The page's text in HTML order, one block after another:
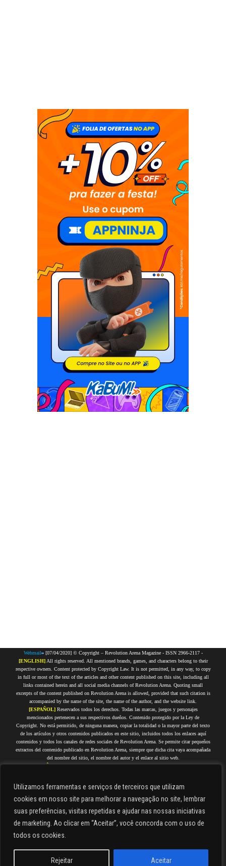
Utilizamos ferramentas e serviços de terceiros que utilizam
cookies em nosso site para melhorar a navegação no site, lembrar
suas preferências, visitas repetidas e ajudar nas nossas iniciativas
de marketing. Ao clicar em “Aceitar”, você concorda com o uso de
todos os cookies.
Rejeitar Aceitar
Webmail [07/04/2020] © Copyright – Revolution Arena Magazine - ISSN 2966-2117 -
[ENGLISH]All rights reserved. All mentioned brands, games, and characters belong to their
respective owners. Content protected by Copyright Law. It is not permitted, in any way, to copy
in full or most of the text of the articles and other content published on this site, including all
links contained herein and all social media channels of Revolution Arena. Quoting small
excerpts of the content published on Revolution Arena is allowed, provided that such citation is
accompanied by the name of the site, the name of the author, and the website link.
[ESPAÑOL]Reservados todos los derechos. Todas las marcas, juegos y personajes
mencionados pertenecen a sus respectivos dueños. Contenido protegido por la Ley de
Copyright. No está permitido, de ninguna manera, copiar la totalidad o la mayor parte del texto
de los artículos y otros contenidos publicados en este sitio, incluidos todos los enlaces aquí
contenidos y todos los canales de redes sociales de Revolution Arena. Se permite citar pequeños
extractos del contenido publicado en Revolution Arena, siempre que dicha cita vaya acompañada
del nombre del sitio, el nombre del autor y el enlace al sitio web.
[PORTUGUÊS]Todos os direitos reservados. Todas as marcas, jogos e personagens citados
conteúdos que estejam publicados nesse site, incluindo todos os links aqui contidos e todos os
canais de redes sociais do Revolution Arena. É permitido citar pequenos trechos do conteúdo
do autor e link do site.
[FRANÇAIS]Tous droits réservés. Toutes les marques, jeux et personnages cités appartiennent
copier en tout ou en grande partie le texte des articles et autres contenus publiés sur ce site, y
cette citation soit accompagnée du nom du site, du nom de l'auteur et du lien du site.